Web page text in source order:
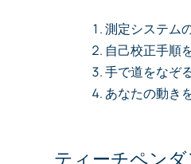
測定システム
自己校正手順
手で道をなぞ
あなたの動き
ティーチペン